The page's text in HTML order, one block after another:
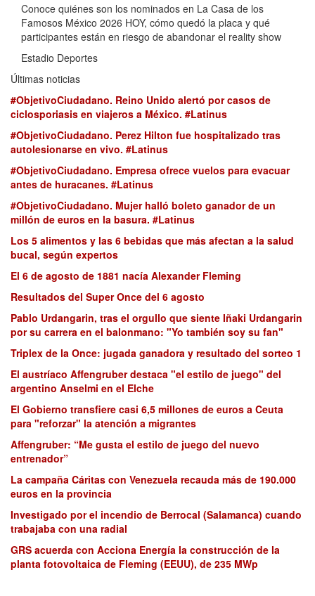
Conoce quiénes son los nominados en La Casa de los
Famosos México 2026 HOY, cómo quedó la placa y qué
participantes están en riesgo de abandonar el reality show
Estadio Deportes
Últimas noticias
#ObjetivoCiudadano. Reino Unido alertó por casos de
ciclosporiasis en viajeros a México. #Latinus
#ObjetivoCiudadano. Perez Hilton fue hospitalizado tras
autolesionarse en vivo. #Latinus
#ObjetivoCiudadano. Empresa ofrece vuelos para evacuar
antes de huracanes. #Latinus
#ObjetivoCiudadano. Mujer halló boleto ganador de un
millón de euros en la basura. #Latinus
Los 5 alimentos y las 6 bebidas que más afectan a la salud
bucal, según expertos
El 6 de agosto de 1881 nacía Alexander Fleming
Resultados del Super Once del 6 agosto
Pablo Urdangarin, tras el orgullo que siente Iñaki Urdangarin
por su carrera en el balonmano: "Yo también soy su fan"
Triplex de la Once: jugada ganadora y resultado del sorteo 1
El austríaco Affengruber destaca "el estilo de juego" del
argentino Anselmi en el Elche
El Gobierno transfiere casi 6,5 millones de euros a Ceuta
para "reforzar" la atención a migrantes
Affengruber: “Me gusta el estilo de juego del nuevo
entrenador”
La campaña Cáritas con Venezuela recauda más de 190.000
euros en la provincia
Investigado por el incendio de Berrocal (Salamanca) cuando
trabajaba con una radial
GRS acuerda con Acciona Energía la construcción de la
planta fotovoltaica de Fleming (EEUU), de 235 MWp